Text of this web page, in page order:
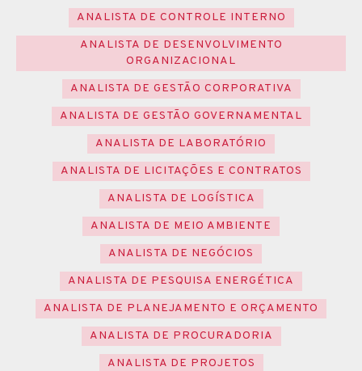
ANALISTA DE CONTROLE INTERNO
ANALISTA DE DESENVOLVIMENTO
ORGANIZACIONAL
ANALISTA DE GESTÃO CORPORATIVA
ANALISTA DE GESTÃO GOVERNAMENTAL
ANALISTA DE LABORATÓRIO
ANALISTA DE LICITAÇÕES E CONTRATOS
ANALISTA DE LOGÍSTICA
ANALISTA DE MEIO AMBIENTE
ANALISTA DE NEGÓCIOS
ANALISTA DE PESQUISA ENERGÉTICA
ANALISTA DE PLANEJAMENTO E ORÇAMENTO
ANALISTA DE PROCURADORIA
ANALISTA DE PROJETOS